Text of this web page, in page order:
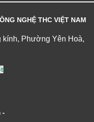
NGHỆ THC VIỆT NAM
Phường Yên Hoà,
-